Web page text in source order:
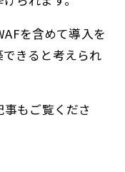
を含めて導入を
きると考えられ
もご覧くださ